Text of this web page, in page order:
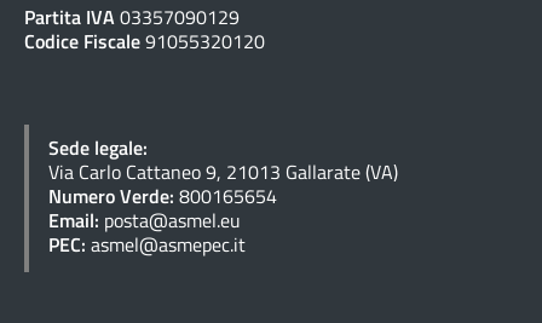
Partita IVA03357090129
Codice Fiscale91055320120
Sede legale:
Via Carlo Cattaneo 9, 21013 Gallarate (VA)
Numero Verde: 800165654
Email: posta@asmel.eu
PEC: asmel@asmepec.it